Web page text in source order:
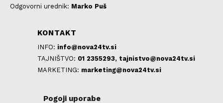
Odgovorni urednik: Marko Puš
KONTAKT
INFO: info@nova24tv.si
TAJNIŠTVO: 01 2355293, tajnistvo@nova24tv.si
MARKETING: marketing@nova24tv.si
Pogoji uporabe